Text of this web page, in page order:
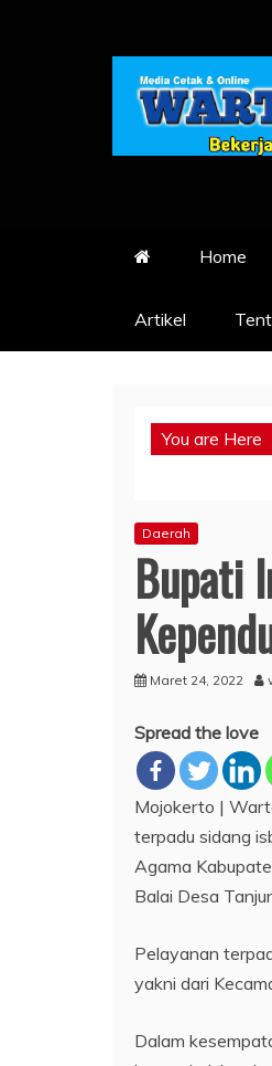
Home
Artikel
You are Here
Daerah
Bupati
Maret 24, 2022
Spread the love
Mojokerto |
terpadu sidang
Agama
Balai Desa
Pelayanan
yakni dari
Dalam